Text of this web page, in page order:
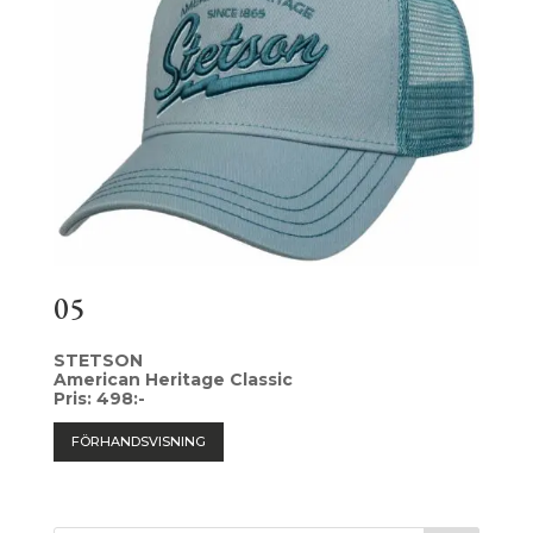
05
STETSON
American Heritage Classic
Pris: 498:-
FÖRHANDSVISNING